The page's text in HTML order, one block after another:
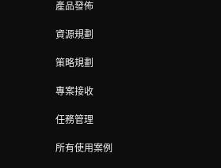
產品發佈
資源規劃
策略規劃
專案接收
任務管理
所有使用案例